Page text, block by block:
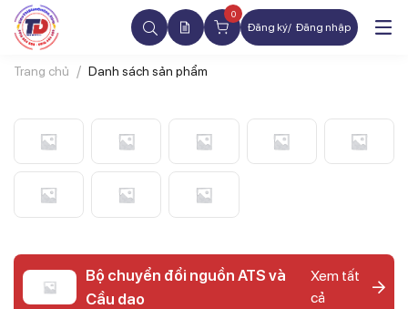
0
Đăng ký Đăng nhập
Trang chủ Danh sách sản phẩm
Bộ chuyển đổi nguồn ATS và
Cầu dao
Xem tất
cả